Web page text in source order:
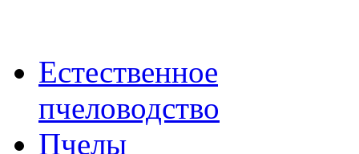
Естественное
пчеловодство
Пчелы